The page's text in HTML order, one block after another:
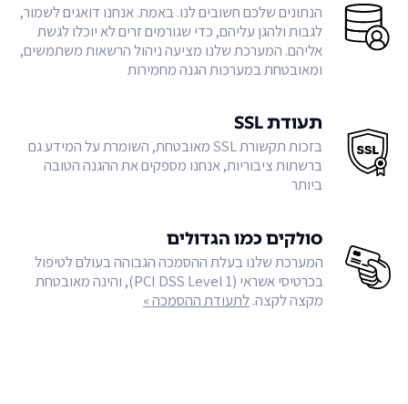
הנתונים שלכם חשובים לנו. באמת. אנחנו דואגים לשמור,
לגבות ולהגן עליהם, כדי שגורמים זרים לא יוכלו לגשת
אליהם. המערכת שלנו מציעה ניהול הרשאות משתמשים,
ומאובטחת במערכות הגנה מחמירות
תעודת SSL
בזכות תקשורת SSL מאובטחת, השומרת על המידע גם
ברשתות ציבוריות, אנחנו מספקים את ההגנה הטובה
ביותר
סולקים כמו הגדולים
המערכת שלנו בעלת ההסמכה הגבוהה בעולם לטיפול
בכרטיסי אשראי (PCI DSS Level 1), והינה מאובטחת
מקצה לקצה.לתעודת ההסמכה »